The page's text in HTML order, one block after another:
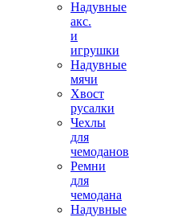
Надувные
акс.
и
игрушки
Надувные
мячи
Хвост
русалки
Чехлы
для
чемоданов
Ремни
для
чемодана
Надувные